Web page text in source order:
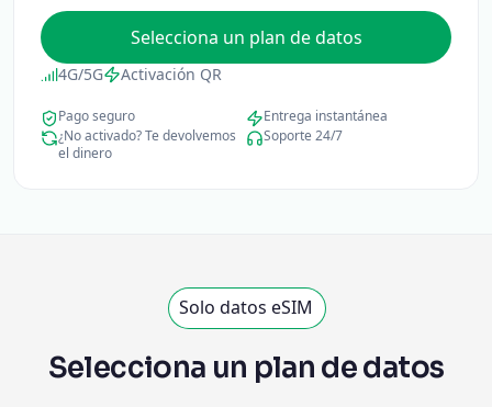
Selecciona un plan de datos
4G/5G Activación QR
Pago seguro
Entrega instantánea
¿No activado? Te devolvemos
el dinero
Soporte 24/7
Solo datos eSIM
Selecciona un plan de datos